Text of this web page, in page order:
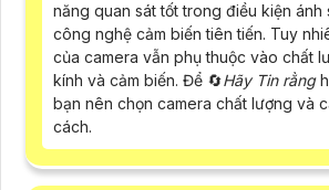
năng quan sát tốt trong điều kiện ánh
công nghệ cảm biến tiên tiến. Tuy
của camera vẫn phụ thuộc vào chất
kính và cảm biến. Để 🔄Hãy Tin rằng
bạn nên chọn camera chất lượng và
cách.